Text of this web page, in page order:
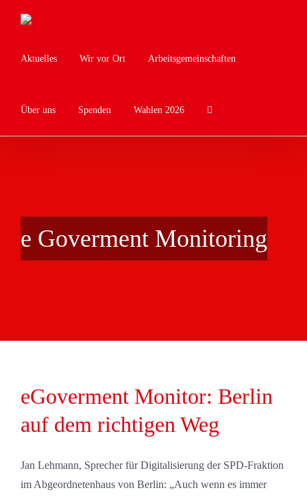
Inhalt
Aktuelles Wir vor Ort Arbeitsgemeinschaften
Über uns Spenden Wahlen 2026
e Goverment Monitoring
eGoverment Monitor: Berlin
auf dem richtigen Weg
Jan Lehmann, Sprecher für Digitalisierung der SPD-Fraktion
im Abgeordnetenhaus von Berlin: „Auch wenn es immer